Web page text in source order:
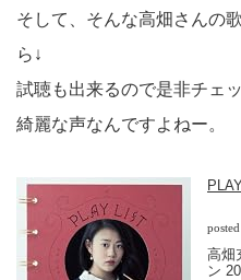
そして、そんな高畑さんの
ら↓
試聴も出来るので是非チェ
綺麗な声なんですよねー。
高畑
ン